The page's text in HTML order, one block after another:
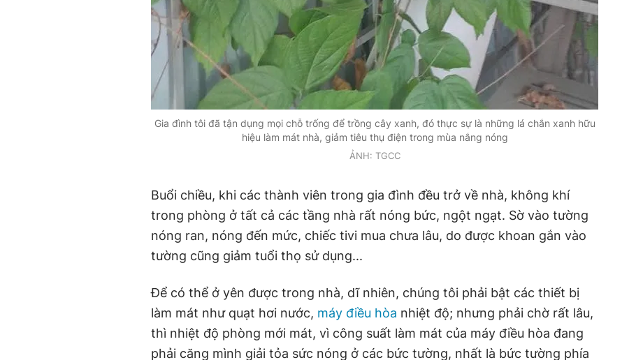
Gia đình tôi đã tận dụng mọi chỗ trống để trồng cây xanh, đó thực sự là những lá chắn xanh hữu
hiệu làm mát nhà, giảm tiêu thụ điện trong mùa nắng nóng
ẢNH: TGCC
Buổi chiều, khi các thành viên trong gia đình đều trở về nhà, không khí
trong phòng ở tất cả các tầng nhà rất nóng bức, ngột ngạt. Sờ vào tường
nóng ran, nóng đến mức, chiếc tivi mua chưa lâu, do được khoan gắn vào
tường cũng giảm tuổi thọ sử dụng...
Để có thể ở yên được trong nhà, dĩ nhiên, chúng tôi phải bật các thiết bị
làm mát như quạt hơi nước, máy điều hòa nhiệt độ; nhưng phải chờ rất lâu,
thì nhiệt độ phòng mới mát, vì công suất làm mát của máy điều hòa đang
phải căng mình giải tỏa sức nóng ở các bức tường, nhất là bức tường phía